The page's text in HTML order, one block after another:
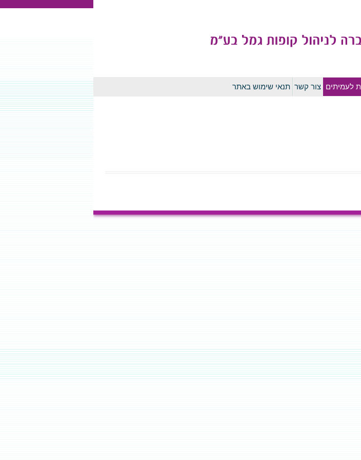
לדלג
לתוכן
לעמיתים צור קשר תנאי שימוש באתר